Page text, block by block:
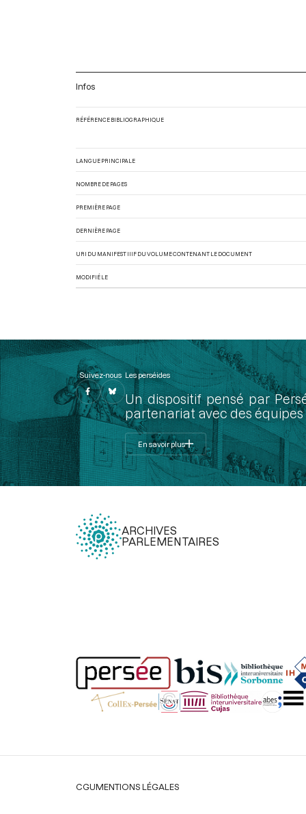
Infos
RÉFÉRENCE BIBLIOGRAPHIQUE
LANGUE PRINCIPALE
NOMBRE DE PAGES
PREMIÈRE PAGE
DERNIÈRE PAGE
URI DU MANIFEST IIIF DU VOLUME CONTENANT LE DOCUMENT
MODIFIÉ LE
Suivez-nous Les perséides
Un dispositif pensé par
partenariat avec des
En savoir plus
ARCHIVES
PARLEMENTAIRES
Légal
CGUMENTIONS LÉGALES